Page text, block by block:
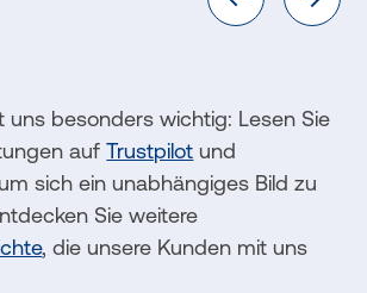
uns besonders wichtig: Lesen Sie
aufTrustpilot und
sich ein unabhängiges Bild zu
Sie weitere
, die unsere Kunden mit uns